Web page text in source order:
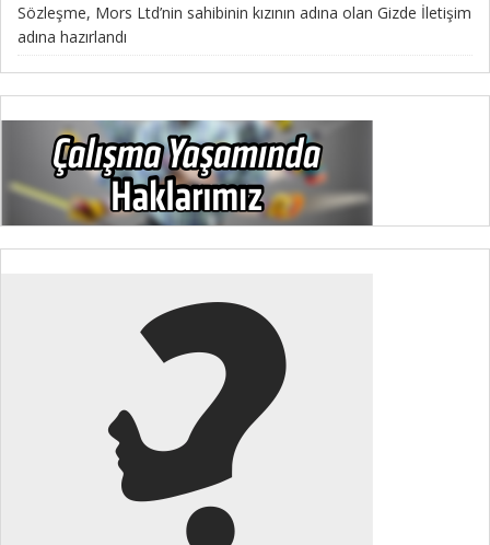
Sözleşme, Mors Ltd’nin sahibinin kızının adına olan Gizde İletişim
adına hazırlandı